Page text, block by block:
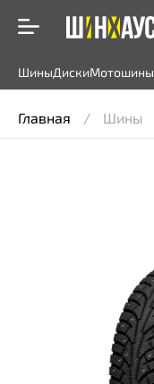
ШиныДискиМотошины
Главная Шины